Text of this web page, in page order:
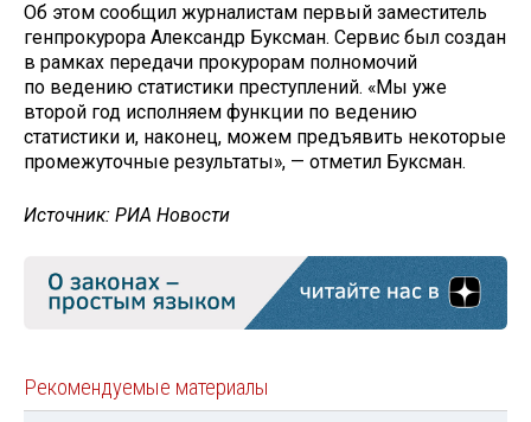
Об этом сообщил журналистам первый заместитель
генпрокурора Александр Буксман. Сервис был создан
в рамках передачи прокурорам полномочий
по ведению статистики преступлений. «Мы уже
второй год исполняем функции по ведению
статистики и, наконец, можем предъявить некоторые
промежуточные результаты», — отметил Буксман.
Источник: РИА Новости
Рекомендуемые материалы